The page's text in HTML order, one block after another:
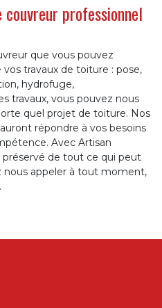
couvreur professionnel
que vous pouvez
travaux de toiture : pose,
hydrofuge,
travaux, vous pouvez nous
quel projet de toiture. Nos
répondre à vos besoins
Avec Artisan
de tout ce qui peut
nous appeler à tout moment,